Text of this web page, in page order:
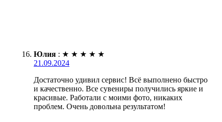
Юлия : ★ ★ ★ ★ ★
21.09.2024
Достаточно удивил сервис! Всё выполнено быстро
и качественно. Все сувениры получились яркие и
красивые. Работали с моими фото, никаких
проблем. Очень довольна результатом!